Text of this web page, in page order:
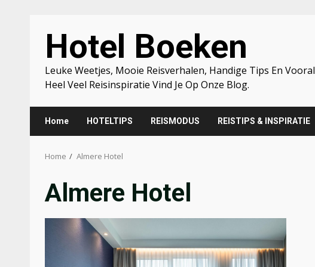
content
Hotel Boeken
Leuke Weetjes, Mooie Reisverhalen, Handige Tips En Vooral
Heel Veel Reisinspiratie Vind Je Op Onze Blog.
Home HOTELTIPS REISMODUS REISTIPS & INSPIRATIE
Home Almere Hotel
Almere Hotel